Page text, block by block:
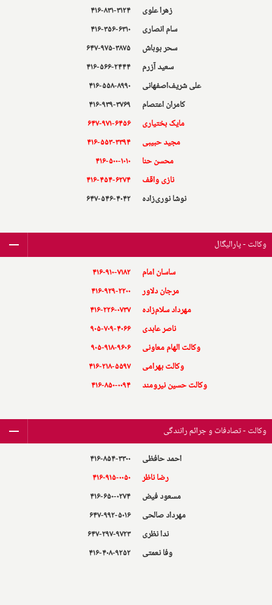
زهرا علوی
۴۱۶-۸۳۱-۳۱۲۴
سام انصاری
۴۱۶-۳۵۶-۶۳۱۰
سحر بوباش
۶۴۷-۹۷۵-۳۸۷۵
سعید آزرم
۴۱۶-۵۶۶-۲۴۴۴
علی شریف‌اصفهانی
۴۱۶-۵۵۸-۸۹۹۰
کامران اعتصام
۴۱۶-۹۳۹-۳۷۶۹
مایک بختیاری
۶۴۷-۹۷۱-۶۴۵۶
مجید حبیبی
۴۱۶-۵۵۳-۳۳۹۴
محسن حنا
۴۱۶-۵۰۰-۱۰۱۰
نازی واقف
۴۱۶-۴۵۴-۶۲۷۴
نوشا نوری‌زاده
۶۴۷-۵۴۶-۴۰۴۲
وکالت - پارالیگال
ساسان امام
۴۱۶-۹۱۰-۷۱۸۲
مرجان دلاور
۴۱۶-۹۲۹-۲۲۰۰
مهرداد سلام‌زاده
۴۱۶-۲۲۶-۰۷۳۷
ناصر عابدی
۹۰۵-۷۰۹-۴۰۶۶
وکالت الهام معاونی
۹۰۵-۹۱۸-۹۶۰۶
وکالت بهرامی
۴۱۶-۲۱۸-۵۵۹۷
وکالت حسین نیرومند
۴۱۶-۸۵۰-۰۰۹۴
وکالت - تصادفات و جرائم رانندگی
احمد حافظی
۴۱۶-۸۵۴-۳۳۰۰
رضا ناظر
۴۱۶-۹۱۵-۰۰۵۰
مسعود فیض
۴۱۶-۶۵۰-۰۲۷۴
مهرداد صالحی
۶۴۷-۹۹۲-۵۰۱۶
ندا نظری
۶۴۷-۲۹۷-۹۷۲۳
وفا نعمتی
۴۱۶-۴۰۸-۹۲۵۲